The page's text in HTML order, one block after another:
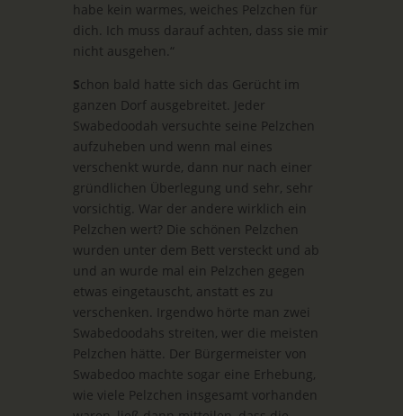
habe kein warmes, weiches Pelzchen für
dich. Ich muss darauf achten, dass sie mir
nicht ausgehen.“
Schon bald hatte sich das Gerücht im
ganzen Dorf ausgebreitet. Jeder
Swabedoodah versuchte seine Pelzchen
aufzuheben und wenn mal eines
verschenkt wurde, dann nur nach einer
gründlichen Überlegung und sehr, sehr
vorsichtig. War der andere wirklich ein
Pelzchen wert? Die schönen Pelzchen
wurden unter dem Bett versteckt und ab
und an wurde mal ein Pelzchen gegen
etwas eingetauscht, anstatt es zu
verschenken. Irgendwo hörte man zwei
Swabedoodahs streiten, wer die meisten
Pelzchen hätte. Der Bürgermeister von
Swabedoo machte sogar eine Erhebung,
wie viele Pelzchen insgesamt vorhanden